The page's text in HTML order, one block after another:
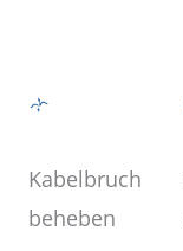
Kabelbruch
beheben